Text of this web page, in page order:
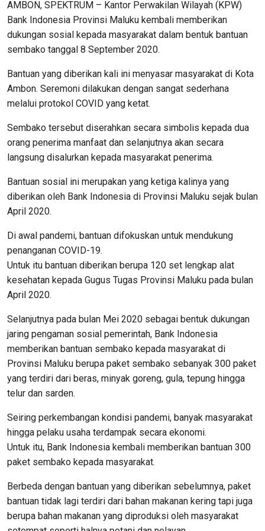
AMBON, SPEKTRUM – Kantor Perwakilan Wilayah (KPW)
Bank Indonesia Provinsi Maluku kembali memberikan
dukungan sosial kepada masyarakat dalam bentuk bantuan
sembako tanggal 8 September 2020.
Bantuan yang diberikan kali ini menyasar masyarakat di Kota
Ambon. Seremoni dilakukan dengan sangat sederhana
melalui protokol COVID yang ketat.
Sembako tersebut diserahkan secara simbolis kepada dua
orang penerima manfaat dan selanjutnya akan secara
langsung disalurkan kepada masyarakat penerima.
Bantuan sosial ini merupakan yang ketiga kalinya yang
diberikan oleh Bank Indonesia di Provinsi Maluku sejak bulan
April 2020.
Di awal pandemi, bantuan difokuskan untuk mendukung
penanganan COVID-19.
Untuk itu bantuan diberikan berupa 120 set lengkap alat
kesehatan kepada Gugus Tugas Provinsi Maluku pada bulan
April 2020.
Selanjutnya pada bulan Mei 2020 sebagai bentuk dukungan
jaring pengaman sosial pemerintah, Bank Indonesia
memberikan bantuan sembako kepada masyarakat di
Provinsi Maluku berupa paket sembako sebanyak 300 paket
yang terdiri dari beras, minyak goreng, gula, tepung hingga
telur dan sarden.
Seiring perkembangan kondisi pandemi, banyak masyarakat
hingga pelaku usaha terdampak secara ekonomi.
Untuk itu, Bank Indonesia kembali memberikan bantuan 300
paket sembako kepada masyarakat.
Berbeda dengan bantuan yang diberikan sebelumnya, paket
bantuan tidak lagi terdiri dari bahan makanan kering tapi juga
berupa bahan makanan yang diproduksi oleh masyarakat